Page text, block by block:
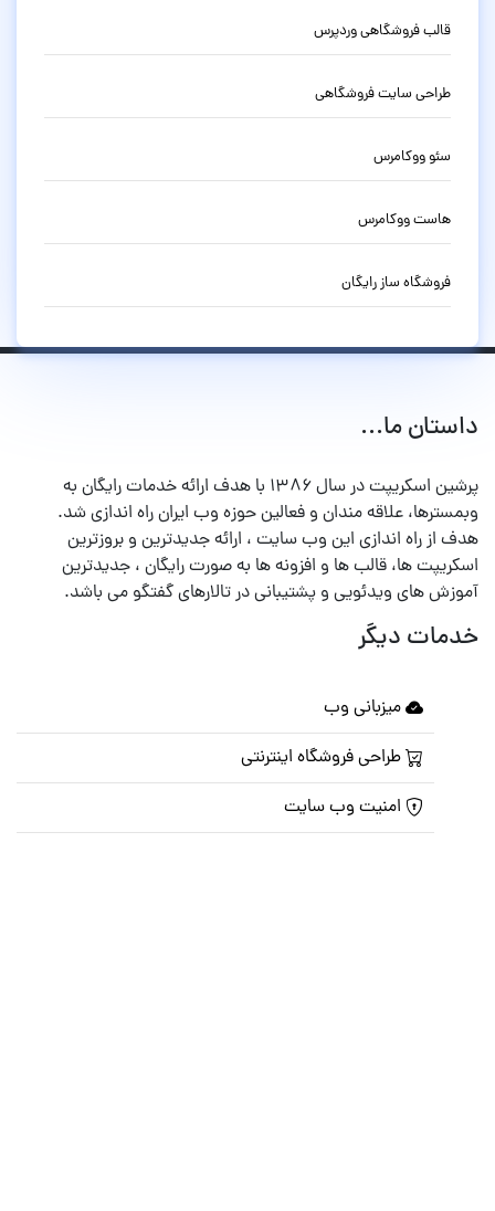
قالب فروشگاهی وردپرس
طراحی سایت فروشگاهی
سئو ووکامرس
هاست ووکامرس
فروشگاه ساز رایگان
داستان ما...
پرشین اسکریپت در سال ۱۳۸۶ با هدف ارائه خدمات رایگان به
وبمسترها، علاقه مندان و فعالین حوزه وب ایران راه اندازی شد.
هدف از راه اندازی این وب سایت ، ارائه جدیدترین و بروزترین
اسکریپت ها، قالب ها و افزونه ها به صورت رایگان ، جدیدترین
آموزش های ویدئویی و پشتیبانی در تالارهای گفتگو می باشد.
خدمات دیگر
میزبانی وب
طراحی فروشگاه اینترنتی
امنیت وب سایت